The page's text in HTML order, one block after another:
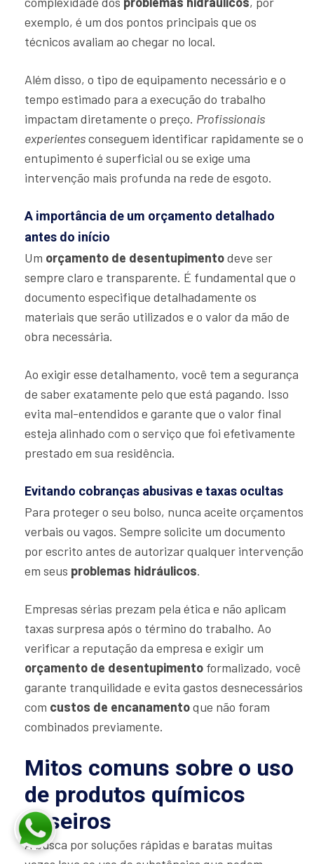
exemplo, é um dos pontos principais que os
técnicos avaliam ao chegar no local.
Além disso, o tipo de equipamento necessário e o
tempo estimado para a execução do trabalho
impactam diretamente o preço. Profissionais
experientesconseguem identificar rapidamente se o
entupimento é superficial ou se exige uma
intervenção mais profunda na rede de esgoto.
A importância de um orçamento detalhado
antes do início
Um orçamento de desentupimentodeve ser
sempre claro e transparente. É fundamental que o
documento especifique detalhadamente os
materiais que serão utilizados e o valor da mão de
obra necessária.
Ao exigir esse detalhamento, você tem a segurança
de saber exatamente pelo que está pagando. Isso
evita mal-entendidos e garante que o valor final
esteja alinhado com o serviço que foi efetivamente
prestado em sua residência.
Evitando cobranças abusivas e taxas ocultas
Para proteger o seu bolso, nunca aceite orçamentos
verbais ou vagos. Sempre solicite um documento
por escrito antes de autorizar qualquer intervenção
em seus problemas hidráulicos.
Empresas sérias prezam pela ética e não aplicam
taxas surpresa após o término do trabalho. Ao
verificar a reputação da empresa e exigir um
orçamento de desentupimento formalizado, você
garante tranquilidade e evita gastos desnecessários
com custos de encanamentoque não foram
combinados previamente.
Mitos comuns sobre o uso
de produtos químicos
caseiros
A busca por soluções rápidas e baratas muitas